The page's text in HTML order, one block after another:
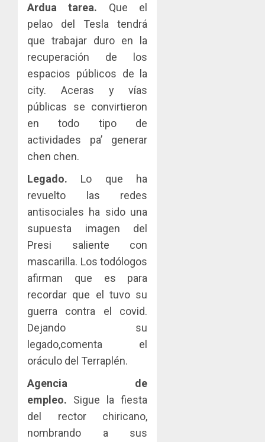
Ardua tarea. Que el
pelao del Tesla tendrá
que trabajar duro en la
recuperación de los
espacios públicos de la
city. Aceras y vías
públicas se convirtieron
en todo tipo de
actividades pa’ generar
chen chen.
Legado. Lo que ha
revuelto las redes
antisociales ha sido una
supuesta imagen del
Presi saliente con
mascarilla. Los todólogos
afirman que es para
recordar que el tuvo su
guerra contra el covid.
Dejando su
legado,comenta el
oráculo del Terraplén.
Agencia de
empleo. Sigue la fiesta
del rector chiricano,
nombrando a sus